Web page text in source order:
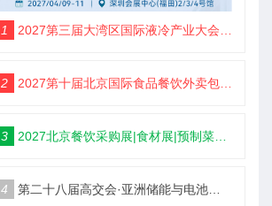
1 2027第三届大湾区国际液冷产业大会暨展览会（定档深圳）
2 2027第十届北京国际食品餐饮外卖包装展览会【定档5月】
3 2027北京餐饮采购展|食材展|预制菜展|调味品展
4 第二十八届高交会·亚洲储能与电池工业展